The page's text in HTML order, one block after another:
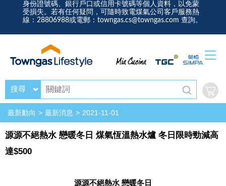
身份證號碼、銀行戶口或信用卡號碼等個人資料，以免蒙
受損失。若有任何疑問，可隨時致電煤氣公司客戶服務熱
線：28806988或電郵：towngas.cs@towngas.com 查詢。
搜尋
最新動向 最新消息 2021-11-01
源源不絕熱水 戀暖冬日 煤氣恆溫熱水爐 冬日限時勁減高
達$500
源源不絕熱水 戀暖冬日